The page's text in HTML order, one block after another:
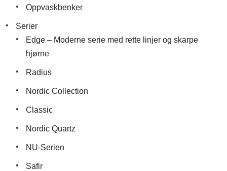
Oppvaskbenker
Serier
Edge – Moderne serie med rette linjer og skarpe
hjørne
Radius
Nordic Collection
Classic
Nordic Quartz
NU-Serien
Safir